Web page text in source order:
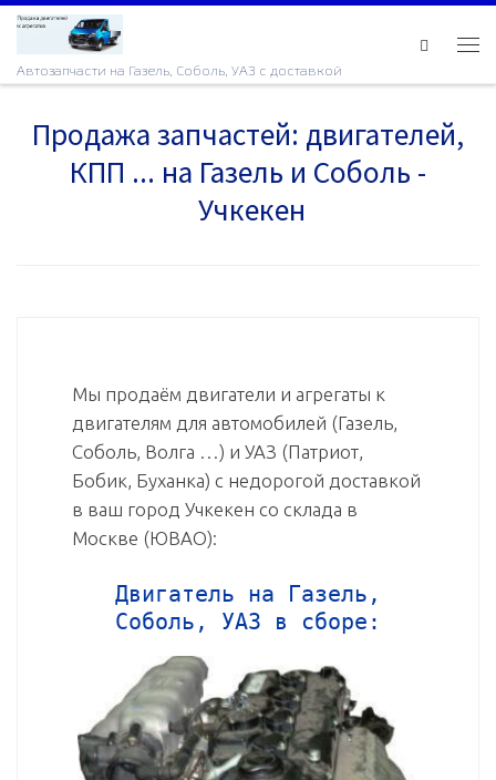
Skip to content
Автозапчасти на Газель, Соболь, УАЗ с доставкой
Продажа запчастей: двигателей,
КПП ... на Газель и Соболь -
Учкекен
Мы продаём двигатели и агрегаты к
двигателям для автомобилей (Газель,
Соболь, Волга …) и УАЗ (Патриот,
Бобик, Буханка) с недорогой доставкой
в ваш город Учкекен со склада в
Москве (ЮВАО):
Двигатель на Газель,
Соболь, УАЗ в сборе: